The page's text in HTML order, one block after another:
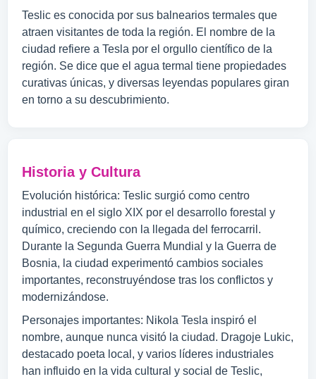
Teslic es conocida por sus balnearios termales que
atraen visitantes de toda la región. El nombre de la
ciudad refiere a Tesla por el orgullo científico de la
región. Se dice que el agua termal tiene propiedades
curativas únicas, y diversas leyendas populares giran
en torno a su descubrimiento.
Historia y Cultura
Evolución histórica: Teslic surgió como centro
industrial en el siglo XIX por el desarrollo forestal y
químico, creciendo con la llegada del ferrocarril.
Durante la Segunda Guerra Mundial y la Guerra de
Bosnia, la ciudad experimentó cambios sociales
importantes, reconstruyéndose tras los conflictos y
modernizándose.
Personajes importantes: Nikola Tesla inspiró el
nombre, aunque nunca visitó la ciudad. Dragoje Lukic,
destacado poeta local, y varios líderes industriales
han influido en la vida cultural y social de Teslic,